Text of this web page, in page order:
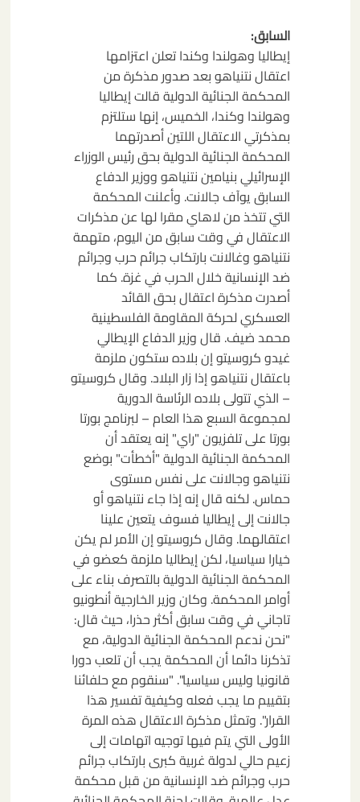
تصفّح
المقالات
السابق:
إيطاليا وهولندا وكندا تعلن اعتزامها
اعتقال نتنياهو بعد صدور مذكرة من
المحكمة الجنائية الدولية قالت إيطاليا
وهولندا وكندا، الخميس، إنها ستلتزم
بمذكرتي الاعتقال اللتين أصدرتهما
المحكمة الجنائية الدولية بحق رئيس الوزراء
الإسرائيلي بنيامين نتنياهو ووزير الدفاع
السابق يوآف جالانت. وأعلنت المحكمة
التي تتخذ من لاهاي مقرا لها عن مذكرات
الاعتقال في وقت سابق من اليوم، متهمة
نتنياهو وغالانت بارتكاب جرائم حرب وجرائم
ضد الإنسانية خلال الحرب في غزة. كما
أصدرت مذكرة اعتقال بحق القائد
العسكري لحركة المقاومة الفلسطينية
محمد ضيف. قال وزير الدفاع الإيطالي
غيدو كروسيتو إن بلاده ستكون ملزمة
باعتقال نتنياهو إذا زار البلاد. وقال كروسيتو
– الذي تتولى بلاده الرئاسة الدورية
لمجموعة السبع هذا العام – لبرنامج بورتا
بورتا على تلفزيون "راي" إنه يعتقد أن
المحكمة الجنائية الدولية "أخطأت" بوضع
نتنياهو وجالانت على نفس مستوى
حماس. لكنه قال إنه إذا جاء نتنياهو أو
جالانت إلى إيطاليا فسوف يتعين علينا
اعتقالهما. وقال كروسيتو إن الأمر لم يكن
خيارا سياسيا، لكن إيطاليا ملزمة كعضو في
المحكمة الجنائية الدولية بالتصرف بناء على
أوامر المحكمة. وكان وزير الخارجية أنطونيو
تاجاني في وقت سابق أكثر حذرا، حيث قال:
"نحن ندعم المحكمة الجنائية الدولية، مع
تذكرنا دائما أن المحكمة يجب أن تلعب دورا
قانونيا وليس سياسيا". "سنقوم مع حلفائنا
بتقييم ما يجب فعله وكيفية تفسير هذا
القرار". وتمثل مذكرة الاعتقال هذه المرة
الأولى التي يتم فيها توجيه اتهامات إلى
زعيم حالي لدولة غربية كبرى بارتكاب جرائم
حرب وجرائم ضد الإنسانية من قبل محكمة